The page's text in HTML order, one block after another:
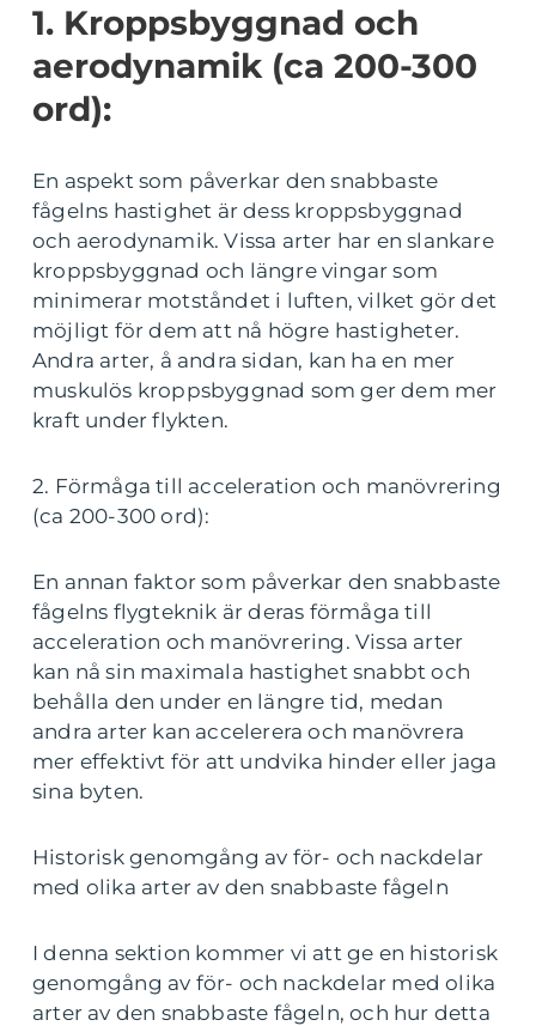
1. Kroppsbyggnad och
aerodynamik (ca 200-300
ord):
En aspekt som påverkar den snabbaste
fågelns hastighet är dess kroppsbyggnad
och aerodynamik. Vissa arter har en slankare
kroppsbyggnad och längre vingar som
minimerar motståndet i luften, vilket gör det
möjligt för dem att nå högre hastigheter.
Andra arter, å andra sidan, kan ha en mer
muskulös kroppsbyggnad som ger dem mer
kraft under flykten.
2. Förmåga till acceleration och manövrering
(ca 200-300 ord):
En annan faktor som påverkar den snabbaste
fågelns flygteknik är deras förmåga till
acceleration och manövrering. Vissa arter
kan nå sin maximala hastighet snabbt och
behålla den under en längre tid, medan
andra arter kan accelerera och manövrera
mer effektivt för att undvika hinder eller jaga
sina byten.
Historisk genomgång av för- och nackdelar
med olika arter av den snabbaste fågeln
I denna sektion kommer vi att ge en historisk
genomgång av för- och nackdelar med olika
arter av den snabbaste fågeln, och hur detta